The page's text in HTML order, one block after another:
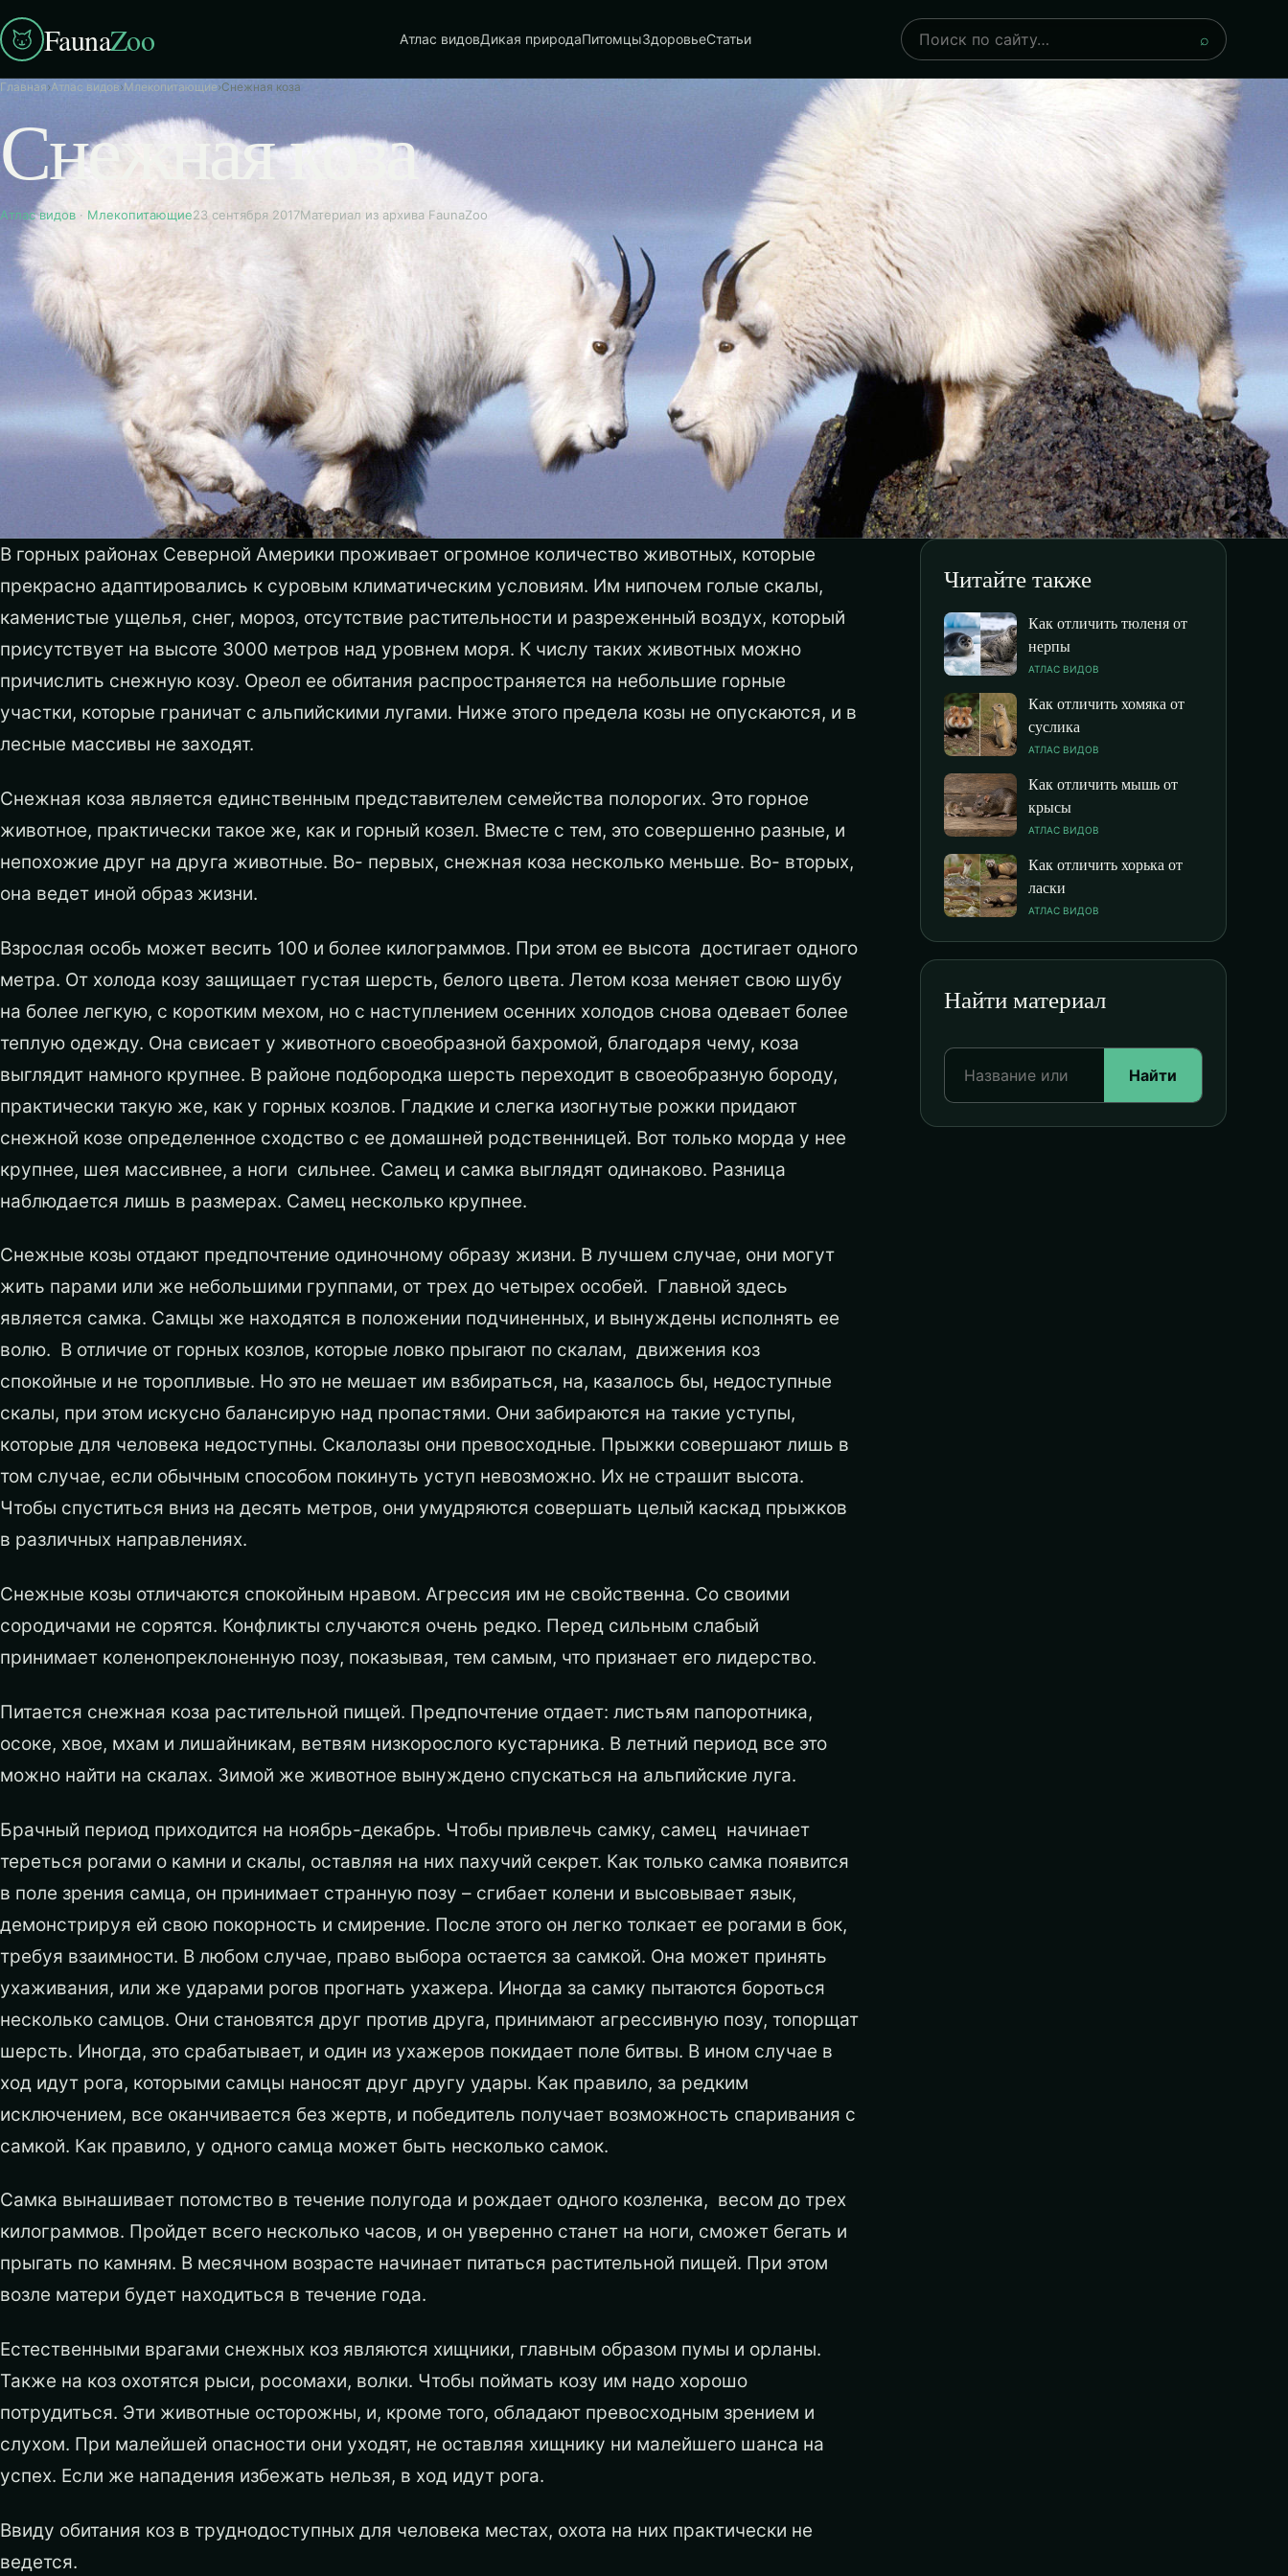
FaunaZoo Атлас видовДикая природаПитомцыЗдоровьеСтатьи
Поиск
⌕
Главная›Атлас видов›Млекопитающие›Снежная коза
Снежная коза
Атлас видов · Млекопитающие23 сентября 2017Материал из архива FaunaZoo
В горных районах Северной Америки проживает огромное количество животных, которые
прекрасно адаптировались к суровым климатическим условиям. Им нипочем голые скалы,
каменистые ущелья, снег, мороз, отсутствие растительности и разреженный воздух, который
присутствует на высоте 3000 метров над уровнем моря. К числу таких животных можно
причислить снежную козу. Ореол ее обитания распространяется на небольшие горные
участки, которые граничат с альпийскими лугами. Ниже этого предела козы не опускаются, и в
лесные массивы не заходят.
Снежная коза является единственным представителем семейства полорогих. Это горное
животное, практически такое же, как и горный козел. Вместе с тем, это совершенно разные, и
непохожие друг на друга животные. Во- первых, снежная коза несколько меньше. Во- вторых,
она ведет иной образ жизни.
Взрослая особь может весить 100 и более килограммов. При этом ее высота достигает одного
метра. От холода козу защищает густая шерсть, белого цвета. Летом коза меняет свою шубу
на более легкую, с коротким мехом, но с наступлением осенних холодов снова одевает более
теплую одежду. Она свисает у животного своеобразной бахромой, благодаря чему, коза
выглядит намного крупнее. В районе подбородка шерсть переходит в своеобразную бороду,
практически такую же, как у горных козлов. Гладкие и слегка изогнутые рожки придают
снежной козе определенное сходство с ее домашней родственницей. Вот только морда у нее
крупнее, шея массивнее, а ноги сильнее. Самец и самка выглядят одинаково. Разница
наблюдается лишь в размерах. Самец несколько крупнее.
Снежные козы отдают предпочтение одиночному образу жизни. В лучшем случае, они могут
жить парами или же небольшими группами, от трех до четырех особей. Главной здесь
является самка. Самцы же находятся в положении подчиненных, и вынуждены исполнять ее
волю. В отличие от горных козлов, которые ловко прыгают по скалам, движения коз
спокойные и не торопливые. Но это не мешает им взбираться, на, казалось бы, недоступные
скалы, при этом искусно балансирую над пропастями. Они забираются на такие уступы,
которые для человека недоступны. Скалолазы они превосходные. Прыжки совершают лишь в
том случае, если обычным способом покинуть уступ невозможно. Их не страшит высота.
Чтобы спуститься вниз на десять метров, они умудряются совершать целый каскад прыжков
в различных направлениях.
Снежные козы отличаются спокойным нравом. Агрессия им не свойственна. Со своими
сородичами не сорятся. Конфликты случаются очень редко. Перед сильным слабый
принимает коленопреклоненную позу, показывая, тем самым, что признает его лидерство.
Питается снежная коза растительной пищей. Предпочтение отдает: листьям папоротника,
осоке, хвое, мхам и лишайникам, ветвям низкорослого кустарника. В летний период все это
можно найти на скалах. Зимой же животное вынуждено спускаться на альпийские луга.
Брачный период приходится на ноябрь-декабрь. Чтобы привлечь самку, самец начинает
тереться рогами о камни и скалы, оставляя на них пахучий секрет. Как только самка появится
в поле зрения самца, он принимает странную позу – сгибает колени и высовывает язык,
демонстрируя ей свою покорность и смирение. После этого он легко толкает ее рогами в бок,
требуя взаимности. В любом случае, право выбора остается за самкой. Она может принять
ухаживания, или же ударами рогов прогнать ухажера. Иногда за самку пытаются бороться
несколько самцов. Они становятся друг против друга, принимают агрессивную позу, топорщат
шерсть. Иногда, это срабатывает, и один из ухажеров покидает поле битвы. В ином случае в
ход идут рога, которыми самцы наносят друг другу удары. Как правило, за редким
исключением, все оканчивается без жертв, и победитель получает возможность спаривания с
самкой. Как правило, у одного самца может быть несколько самок.
Самка вынашивает потомство в течение полугода и рождает одного козленка, весом до трех
килограммов. Пройдет всего несколько часов, и он уверенно станет на ноги, сможет бегать и
прыгать по камням. В месячном возрасте начинает питаться растительной пищей. При этом
возле матери будет находиться в течение года.
Естественными врагами снежных коз являются хищники, главным образом пумы и орланы.
Также на коз охотятся рыси, росомахи, волки. Чтобы поймать козу им надо хорошо
потрудиться. Эти животные осторожны, и, кроме того, обладают превосходным зрением и
слухом. При малейшей опасности они уходят, не оставляя хищнику ни малейшего шанса на
успех. Если же нападения избежать нельзя, в ход идут рога.
Ввиду обитания коз в труднодоступных для человека местах, охота на них практически не
ведется.
Читайте также
Как отличить тюленя от
нерпы
АТЛАС ВИДОВ
Как отличить хомяка от
суслика
АТЛАС ВИДОВ
Как отличить мышь от
крысы
АТЛАС ВИДОВ
Как отличить хорька от
ласки
АТЛАС ВИДОВ
Найти материал
Найти